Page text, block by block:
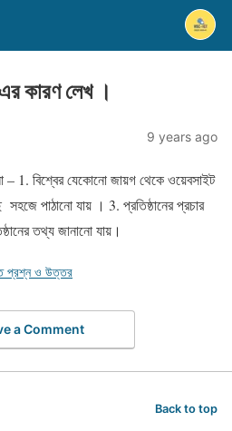
কারণ লেখ ।
9 years ago
– 1. বিশ্বের যেকোনো জায়গ থেকে ওয়েবসাইট
পাঠানো যায় । 3. প্রতিষ্ঠানের প্রচার
তথ্য জানানো যায়।
প্রশ্ন ও উত্তর
a Comment
Back to top